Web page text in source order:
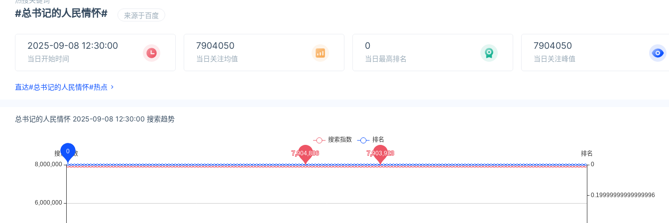
#总书记的人民情怀# 来源于百度
2025-09-08 12:30:00
当日开始时间
7904050
当日关注均值
0
当日最高排名
7904050
当日关注峰值
直达#总书记的人民情怀#热点
总书记的人民情怀 2025-09-08 12:30:00 搜索趋势